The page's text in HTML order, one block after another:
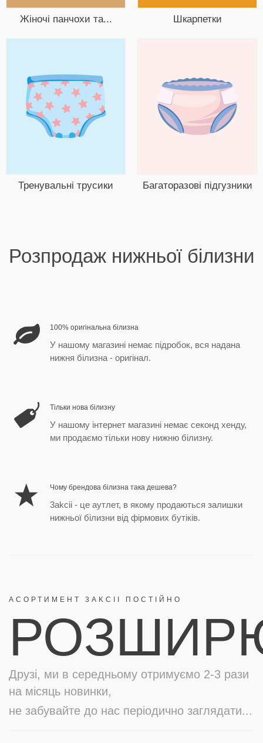
Жіночі панчохи та... Шкарпетки
Тренувальні трусики Багаторазові підгузники
Розпродаж нижньої білизни
100% оригінальна білизна
У нашому магазині немає підробок, вся надана
нижня білизна - оригінал.
Тільки нова білизну
У нашому інтернет магазині немає секонд хенду,
ми продаємо тільки нову нижню білизну.
Чому брендова білизна така дешева?
3akcii - це аутлет, в якому продаються залишки
нижньої білизни від фірмових бутіків.
АСОРТИМЕНТ 3AKCII ПОСТІЙНО
Друзі, ми в середньому отримуємо 2-3 рази
на місяць новинки,
не забувайте до нас періодично заглядати...